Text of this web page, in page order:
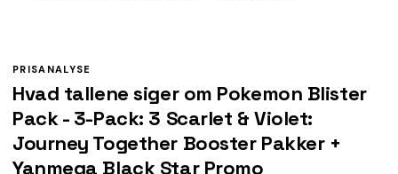
PRISANALYSE
Hvad tallene siger om Pokemon Blister
Pack - 3-Pack: 3 Scarlet & Violet:
Journey Together Booster Pakker +
Yanmega Black Star Promo